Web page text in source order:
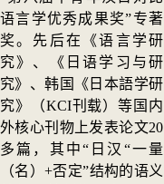
语言学优秀成果奖”专著
奖。 先后在《语言学研
究》、《日语学习与研
究》、韩国《日本語学研
究》（KCI刊载）等国内
外核心刊物上发表论文20
多篇，其中“日汉“一量
（名）+否定”结构的语义